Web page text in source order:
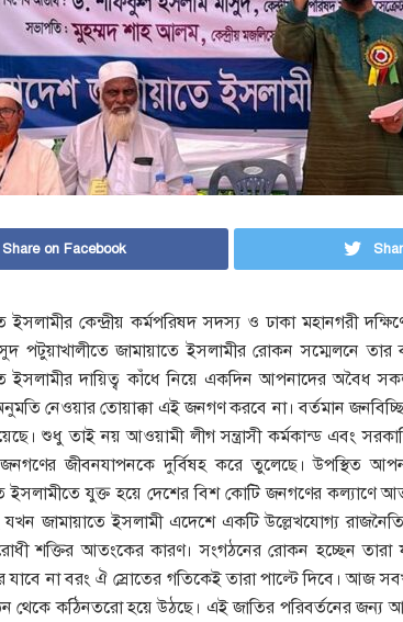
Share on Facebook
ইসলামীর কেন্দ্রীয় কর্মপরিষদ সদস্য ও ঢাকা মহানগরী
পটুয়াখালীতে জামায়াতে ইসলামীর রোকন সম্মেলনে তার
ইসলামীর দায়িত্ব কাঁধে নিয়ে একদিন আপনাদের অবৈধ
নেওয়ার তোয়াক্কা এই জনগণ করবে না। বর্তমান
শুধু তাই নয় আওয়ামী লীগ সন্ত্রাসী কর্মকান্ড এবং
জীবনযাপনকে দুর্বিষহ করে তুলেছে। উপস্থিত
ইসলামীতে যুক্ত হয়ে দেশের বিশ কোটি জনগণের
জামায়াতে ইসলামী এদেশে একটি উল্লেখযোগ্য
শক্তির আতংকের কারণ। সংগঠনের রোকন হচ্ছেন তারা
যাবে না বরং ঐ স্রোতের গতিকেই তারা পাল্টে দিবে। আজ
থেকে কঠিনতরো হয়ে উঠছে। এই জাতির পরিবর্তনের জন্য